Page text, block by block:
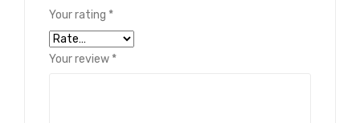
Your rating *
Your review *